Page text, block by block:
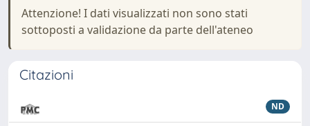
Attenzione! I dati visualizzati non sono stati
sottoposti a validazione da parte dell'ateneo
Citazioni
ND